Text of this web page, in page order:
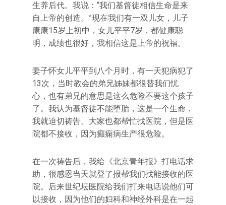
生养后代。我说：“我们基督徒相信生命是来
自上帝的创造。”现在我们有一双儿女，儿子
康康15岁上初中，女儿平平7岁，都健康聪
明，成绩也很好，我相信这是上帝的祝福。
妻子怀女儿平平到八个月时，有一天犯病犯了
13次，当时教会的弟兄姊妹都很替我们忧
心，也有弟兄的意思是这么危险不要这个孩子
了。我认为基督徒不能堕胎，这是一个生命，
我就迫切祷告。大家也都帮忙找医院，但是医
院都不接收，因为癫痫病生产很危险。
在一次祷告后，我给《北京青年报》打电话求
助，很感恩当天就登了报帮我们找能接收的医
院。后来世纪坛医院给我们打来电话说他们可
以接收，因为他们的妇科和神经外科是在一起